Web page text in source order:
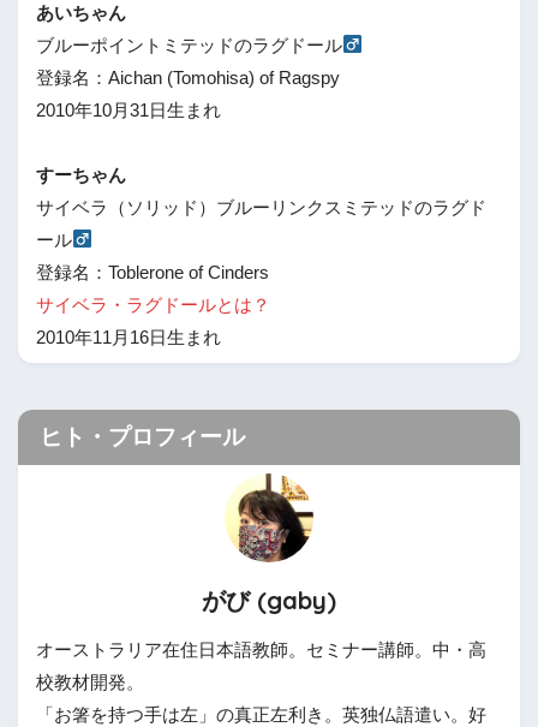
あいちゃん
ブルーポイントミテッドのラグドール
登録名：Aichan (Tomohisa) of Ragspy
2010年10月31日生まれ
すーちゃん
サイベラ（ソリッド）ブルーリンクスミテッドのラグド
ール
登録名：Toblerone of Cinders
サイベラ・ラグドールとは？
2010年11月16日生まれ
ヒト・プロフィール
がび (gaby)
オーストラリア在住日本語教師。セミナー講師。中・高
校教材開発。
「お箸を持つ手は左」の真正左利き。英独仏語遣い。好